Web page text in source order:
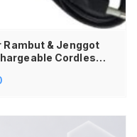
Rambut & Jenggot
Cordless
Digunakan